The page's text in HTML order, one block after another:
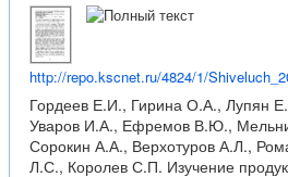
http://repo.kscnet.ru/4824/1/
Гордеев Е.И., Гирина О.А., Лупян
Уваров И.А., Ефремов В.Ю.,
Сорокин А.А., Верхотуров А.Л.,
Л.С., Королев С.П. Изучение